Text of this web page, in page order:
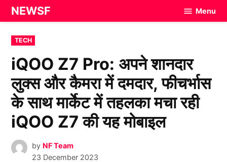
Skip
to
content
NEWSF Menu
POSTED
IN
TECH
iQOO Z7 Pro: अपने शानदार
लुक्स और कैमरा में दमदार, फीचर्भास
के साथ मार्केट में तहलका मचा रही
iQOO Z7 की यह मोबाइल
by NF Team
23 December 2023